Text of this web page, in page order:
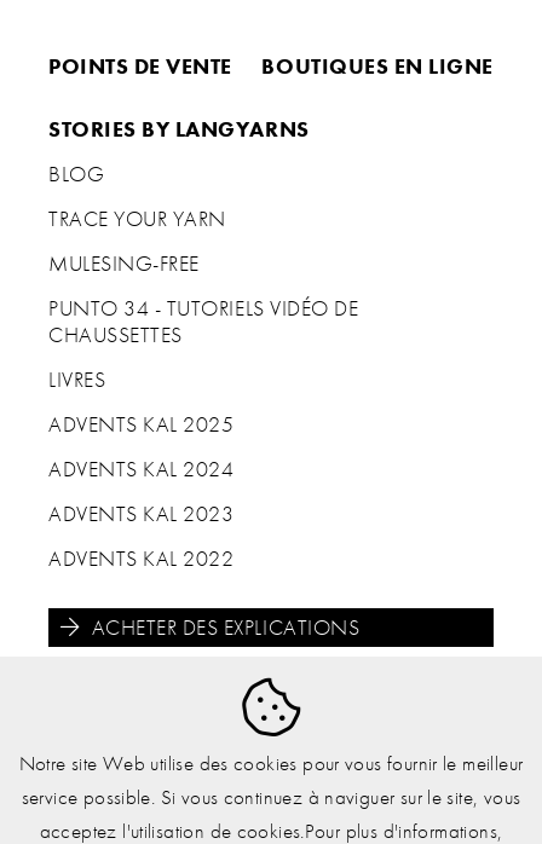
POINTS DE VENTE BOUTIQUES EN LIGNE
STORIES BY LANGYARNS
BLOG
TRACE YOUR YARN
MULESING-FREE
PUNTO 34 - TUTORIELS VIDÉO DE
CHAUSSETTES
LIVRES
ADVENTS KAL 2025
ADVENTS KAL 2024
ADVENTS KAL 2023
ADVENTS KAL 2022
ACHETER DES EXPLICATIONS
 
Notre site Web utilise des cookies pour vous fournir le meilleur
service possible. Si vous continuez à naviguer sur le site, vous
acceptez l'utilisation de cookies.Pour plus d'informations,